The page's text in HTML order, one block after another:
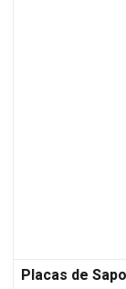
Placas de